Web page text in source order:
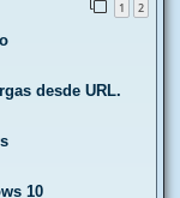
1 2
desde URL.
10